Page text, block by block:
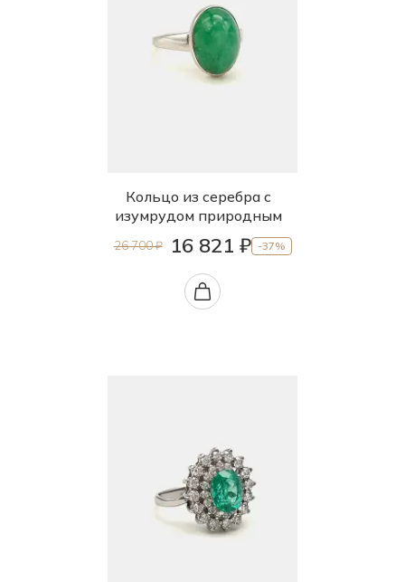
Кольцо из серебра с
изумрудом природным
26 700 ₽ 16 821 ₽ -37%